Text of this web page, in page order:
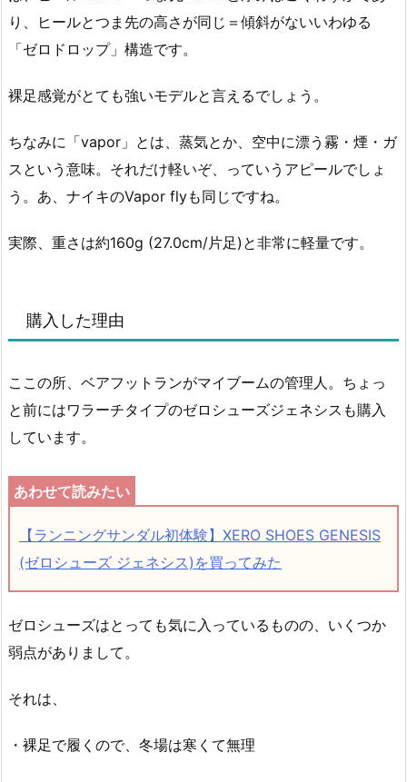
り、ヒールとつま先の高さが同じ＝傾斜がないいわゆる
「ゼロドロップ」構造です。
裸足感覚がとても強いモデルと言えるでしょう。
ちなみに「vapor」とは、蒸気とか、空中に漂う霧・煙・ガ
スという意味。それだけ軽いぞ、っていうアピールでしょ
う。あ、ナイキのVapor flyも同じですね。
実際、重さは約160g (27.0cm/片足)と非常に軽量です。
購入した理由
ここの所、ベアフットランがマイブームの管理人。ちょっ
と前にはワラーチタイプのゼロシューズジェネシスも購入
しています。
【ランニングサンダル初体験】XERO SHOES GENESIS
(ゼロシューズ ジェネシス)を買ってみた
ゼロシューズはとっても気に入っているものの、いくつか
弱点がありまして。
それは、
・裸足で履くので、冬場は寒くて無理